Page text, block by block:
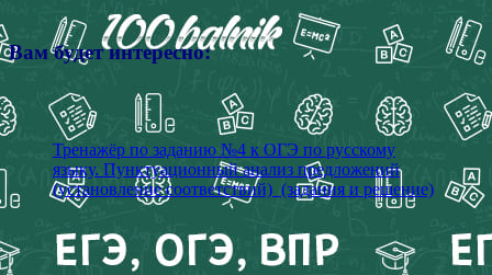
Вам будет интересно:
Тренажёр по заданию №4 к ОГЭ по русскому
языку. Пунктуационный анализ предложений
(установление соответствий) (задания и решение)